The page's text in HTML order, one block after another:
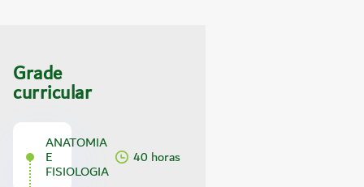
Grade
curricular
ANATOMIA
E
FISIOLOGIA
40 horas